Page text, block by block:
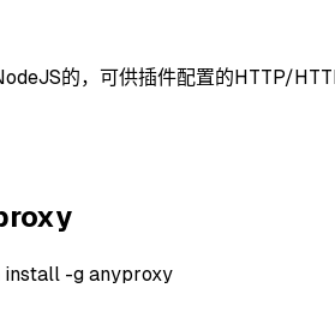
的，可供插件配置的HTTP/
install -g anyproxy